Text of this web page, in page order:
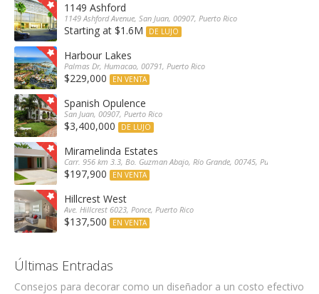
1149 Ashford
1149 Ashford Avenue, San Juan, 00907, Puerto Rico
Starting at $1.6M DE LUJO
Harbour Lakes
Palmas Dr, Humacao, 00791, Puerto Rico
$229,000 EN VENTA
Spanish Opulence
San Juan, 00907, Puerto Rico
$3,400,000 DE LUJO
Miramelinda Estates
Carr. 956 km 3.3, Bo. Guzman Abajo, Río Grande, 00745, Puerto Rico
$197,900 EN VENTA
Hillcrest West
Ave. Hillcrest 6023, Ponce, Puerto Rico
$137,500 EN VENTA
Últimas Entradas
Consejos para decorar como un diseñador a un costo efectivo